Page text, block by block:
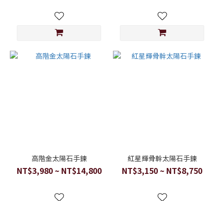
高階金太陽石手鍊
NT$3,980 ~ NT$14,800
紅星輝骨幹太陽石手鍊
NT$3,150 ~ NT$8,750